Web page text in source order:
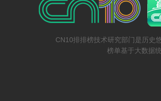
CN10排排榜技术研究部门是历史
榜单基于大数据